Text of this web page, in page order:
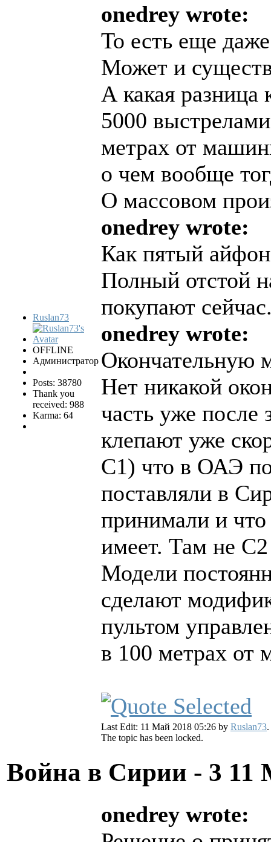
Ruslan73
OFFLINE
Администратор
Posts: 38780
Thank you
received: 988
Karma: 64
onedrey wrote:
То есть еще
Может и
А какая разница
5000
метрах от
о чем вообще
О массовом
onedrey wrote:
Как пятый
Полный отстой
покупают
onedrey wrote:
Окончательную
Нет никакой
часть уже после
клепают уже
С1) что в ОАЭ
поставляли в
принимали и
имеет. Там не
Модели
сделают
пультом
в 100 метрах от
Last Edit: 11 Май 2018 05:26 by Ruslan73.
The topic has been locked.
Война в Сирии - 3 11
onedrey wrote: